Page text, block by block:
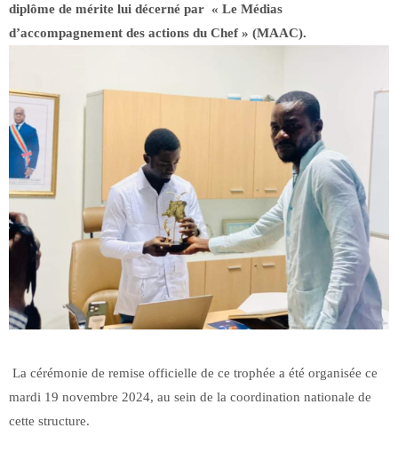
diplôme de mérite lui décerné par « Le Médias
d’accompagnement des actions du Chef » (MAAC).
La cérémonie de remise officielle de ce trophée a été organisée ce
mardi 19 novembre 2024, au sein de la coordination nationale de
cette structure.